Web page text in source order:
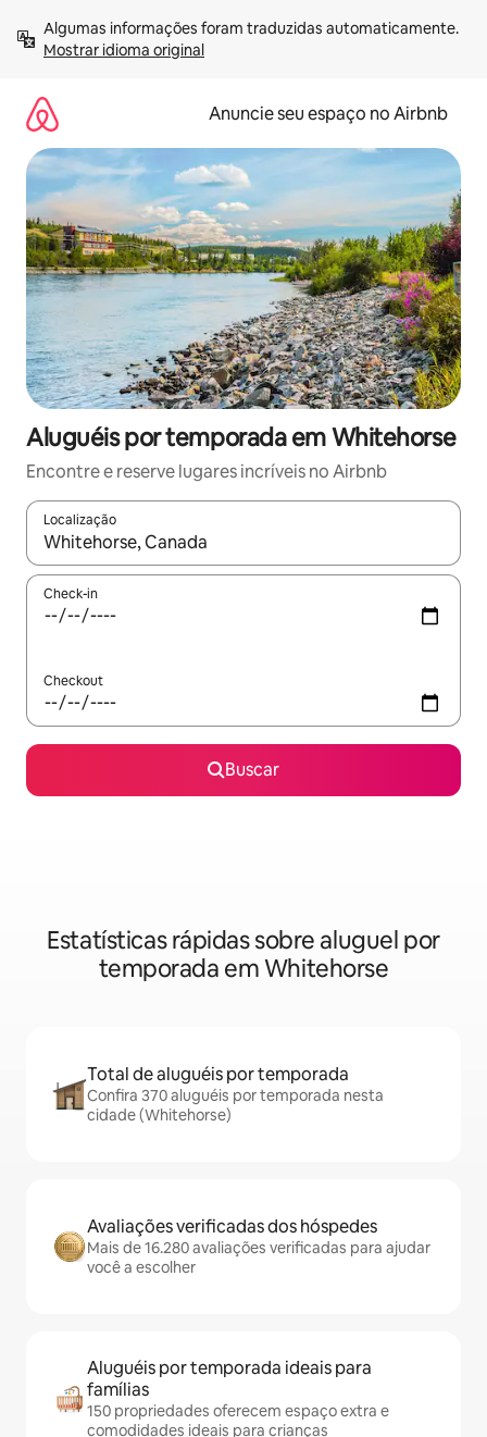
para
Mostrar idioma original
Anuncie seu espaço no Airbnb
Aluguéis por temporada em Whitehorse
Encontre e reserve lugares incríveis no Airbnb
Localização
Quando os resultados estiverem disponíveis, explore-os
Check-in
Checkout
Buscar
Estatísticas rápidas sobre aluguel por
temporada em Whitehorse
Total de aluguéis por temporada
Confira 370 aluguéis por temporada nesta
cidade (Whitehorse)
Avaliações verificadas dos hóspedes
Mais de 16.280 avaliações verificadas para ajudar
você a escolher
Aluguéis por temporada ideais para
famílias
150 propriedades oferecem espaço extra e
comodidades ideais para crianças